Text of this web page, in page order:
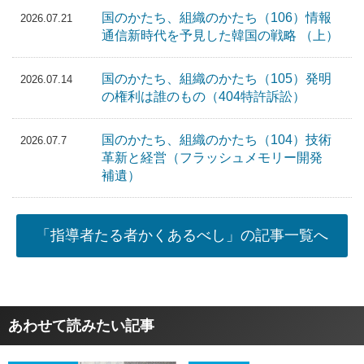
2026.07.21
国のかたち、組織のかたち（106）情報
通信新時代を予見した韓国の戦略 （上）
2026.07.14
国のかたち、組織のかたち（105）発明
の権利は誰のもの（404特許訴訟）
2026.07.7
国のかたち、組織のかたち（104）技術
革新と経営（フラッシュメモリー開発
補遺）
「指導者たる者かくあるべし」の記事一覧へ
あわせて読みたい記事